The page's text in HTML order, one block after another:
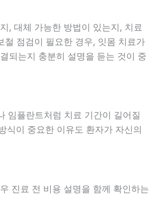
, 대체 가능한 방법이 있는지, 치료
점검이 필요한 경우, 잇몸 치료가
되는지 충분히 설명을 듣는 것이 중
임플란트처럼 치료 기간이 길어질
식이 중요한 이유도 환자가 자신의
진료 전 비용 설명을 함께 확인하는